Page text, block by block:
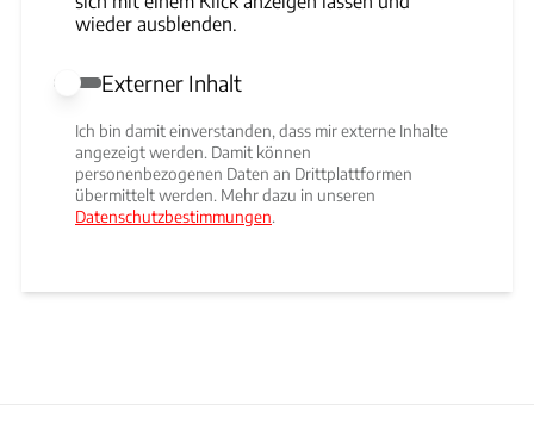
wieder ausblenden.
Externer Inhalt erlauben
Externer Inhalt
Ich bin damit einverstanden, dass mir externe Inhalte
angezeigt werden. Damit können
personenbezogenen Daten an Drittplattformen
übermittelt werden. Mehr dazu in unseren
Datenschutzbestimmungen.